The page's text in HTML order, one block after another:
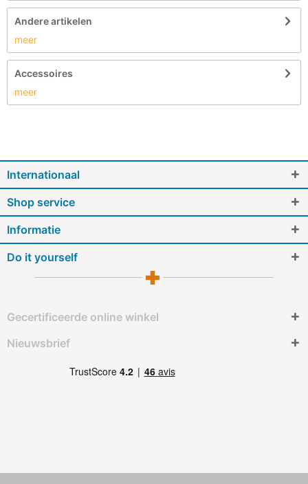
Andere artikelen
meer
Accessoires
meer
Internationaal
Shop service
Informatie
Do it yourself
Gecertificeerde online winkel
Nieuwsbrief